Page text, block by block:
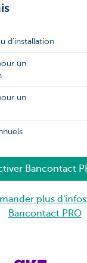
d'installation
un
un
annuels
Bancontact
plus
Bancontact PRO